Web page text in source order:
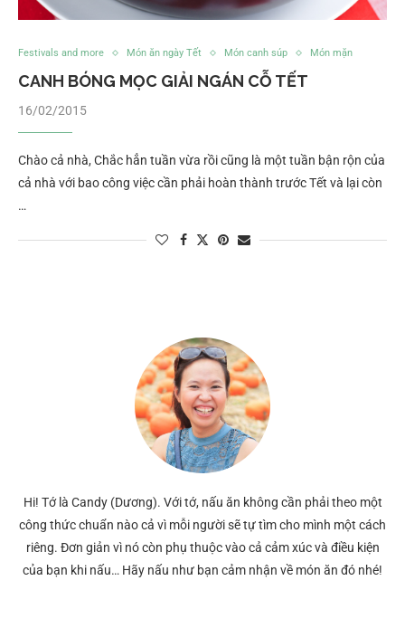
Festivals and more Món ăn ngày Tết Món canh súp Món mặn
CANH BÓNG MỌC GIẢI NGÁN CỖ TẾT
16/02/2015
Chào cả nhà, Chắc hẳn tuần vừa rồi cũng là một tuần bận rộn của
cả nhà với bao công việc cần phải hoàn thành trước Tết và lại còn
…
Hi! Tớ là Candy (Dương). Với tớ, nấu ăn không cần phải theo một
công thức chuẩn nào cả vì mỗi người sẽ tự tìm cho mình một cách
riêng. Đơn giản vì nó còn phụ thuộc vào cả cảm xúc và điều kiện
của bạn khi nấu… Hãy nấu như bạn cảm nhận về món ăn đó nhé!